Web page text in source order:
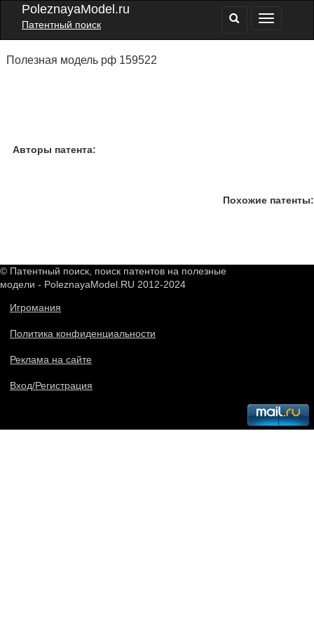
PoleznayaModel.ru
Патентный поиск
Полезная модель рф 159522
Авторы патента:
Похожие патенты:
© Патентный поиск, поиск патентов на полезные
модели - PoleznayaModel.RU 2012-2024
Игромания
Политика конфиденциальности
Реклама на сайте
Вход/Регистрация